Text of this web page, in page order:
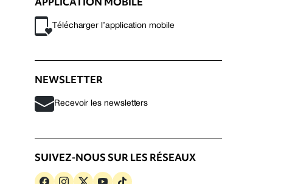
Télécharger l’application mobile
NEWSLETTER
Recevoir les newsletters
SUIVEZ-NOUS SUR LES RÉSEAUX